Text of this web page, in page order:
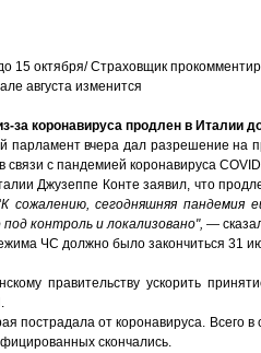
15 октября/ Страховщик
августа изменится
за коронавируса продлен в Италии
парламент вчера дал разрешение на
связи с пандемией коронавируса
Джузеппе Конте заявил, что
К сожалению, сегодняшняя пандемия
контроль и локализовано", —
ЧС должно было закончиться 31
правительству ускорить
пострадала от коронавируса. Всего
скончались.